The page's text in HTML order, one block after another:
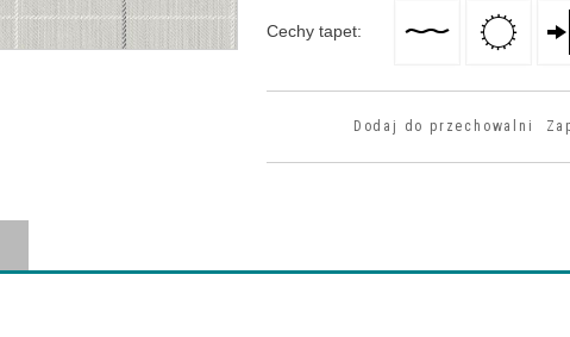
Cechy tapet:
Dodaj do przechowalni